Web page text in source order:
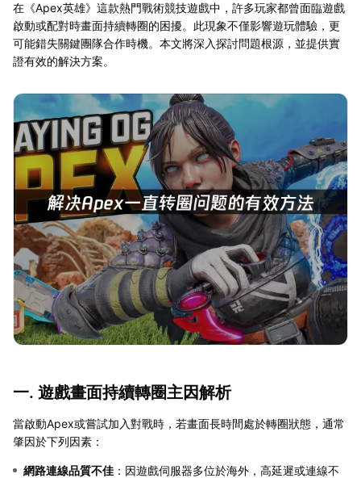
在《Apex英雄》這款熱門戰術競技遊戲中，許多玩家都曾面臨遊戲
啟動或配對時畫面持續轉圈的困擾。此現象不僅影響遊玩體驗，更
可能錯失關鍵團隊合作時機。本文將深入探討問題根源，並提供實
證有效的解決方案。
一. 遊戲畫面持續轉圈主因解析
當啟動Apex或嘗試加入對戰時，若畫面長時間處於轉圈狀態，通常
肇因於下列因素：
網路連線品質不佳 ：因遊戲伺服器多位於海外，高延遲或連線不